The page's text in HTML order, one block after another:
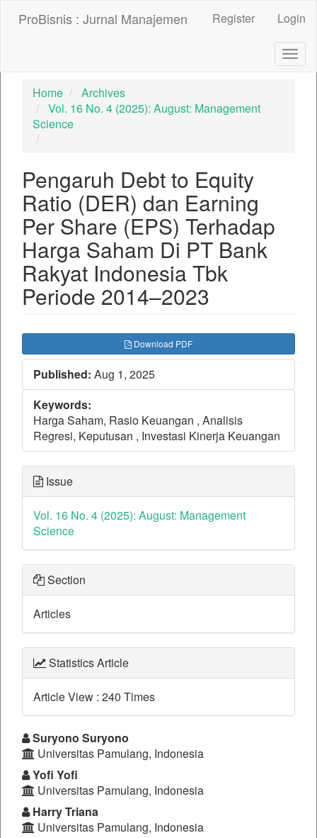
##plugins.themes.bootstrap3.accessible_menu.sidebar##
ProBisnis : Jurnal Manajemen Register Login
Home
Archives
Vol. 16 No. 4 (2025): August: Management
Science
Pengaruh Debt to Equity
Ratio (DER) dan Earning
Per Share (EPS) Terhadap
Harga Saham Di PT Bank
Rakyat Indonesia Tbk
Periode 2014–2023
Download PDF
Published: Aug 1, 2025
Keywords:
Harga Saham, Rasio Keuangan , Analisis
Regresi, Keputusan , Investasi Kinerja Keuangan
Issue
Vol. 16 No. 4 (2025): August: Management
Science
Section
Articles
Statistics Article
Article View : 240 Times
Suryono Suryono
Universitas Pamulang, Indonesia
Yofi Yofi
Universitas Pamulang, Indonesia
Harry Triana
Universitas Pamulang, Indonesia